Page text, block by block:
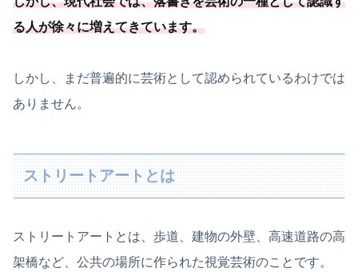
る人が徐々に増えてきています。
しかし、まだ普遍的に芸術として認められているわけでは
ありません。
ストリートアートとは
ストリートアートとは、歩道、建物の外壁、高速道路の高
架橋など、公共の場所に作られた視覚芸術のことです。